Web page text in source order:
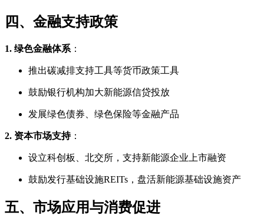
四、金融支持政策
1. 绿色金融体系 ：
推出碳减排支持工具等货币政策工具
鼓励银行机构加大新能源信贷投放
发展绿色债券、绿色保险等金融产品
2. 资本市场支持：
设立科创板、北交所，支持新能源企业上市融资
鼓励发行基础设施REITs，盘活新能源基础设施资产
五、市场应用与消费促进